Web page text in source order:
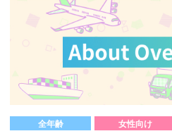
全年齢 女性向け